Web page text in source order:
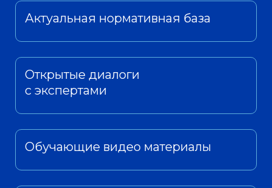
Актуальная нормативная база
Открытые диалоги
с экспертами
Обучающие видео материалы